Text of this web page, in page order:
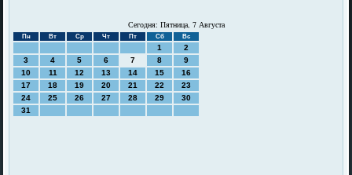
Сегодня: Пятница, 7 Августа
Пн Вт Ср Чт Пт Сб Вс
1
2
3
4 5 6 7 8
9
10
11 12 13 14 15
16
17
18 19 20 21 22
23
24
25 26 27 28 29
30
31